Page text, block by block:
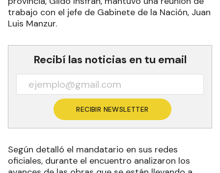
trabajo con el jefe de Gabinete de la Nación, Juan
Luis Manzur.
Recibí las noticias en tu email
RECIBIR NEWSLETTER
Según detalló el mandatario en sus redes
oficiales, durante el encuentro analizaron los